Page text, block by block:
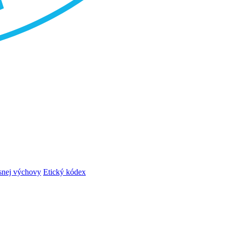
výchovy Etický kódex